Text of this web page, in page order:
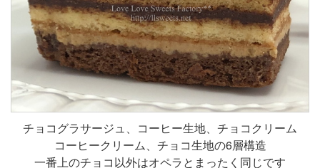
チョコグラサージュ、コーヒー生地、チョコクリーム
コーヒークリーム、チョコ生地の6層構造
一番上のチョコ以外はオペラとまったく同じです